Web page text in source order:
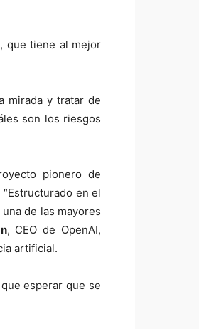
que tiene al mejor
mirada y tratar de
son los riesgos
pionero de
en el
de las mayores
, CEO de OpenAI,
artificial.
esperar que se